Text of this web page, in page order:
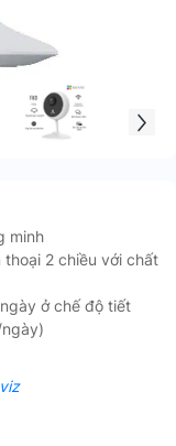
minh
2 chiều với chất
ở chế độ tiết